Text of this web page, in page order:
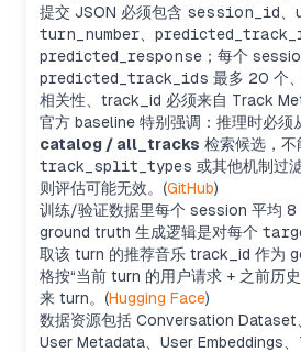
提交 JSON 必须包含 session_id
turn_number
predicted_response ；每个
predicted_track_ids 最多 20 个
相关性、track_id 必须来自 Track
官方 baseline 特别强调：推理时必须
catalog / all_tracks 检索候选，不
track_split_types 或其他机制过
则评估可能无效。(GitHub)
训练/验证数据里每个 session 平均
ground truth 生成逻辑是对每个
取该 turn 的推荐音乐 track_id 作为
格按“当前 turn 的用户请求 + 之前历
来 turn。(Hugging Face)
数据资源包括 Conversation Dataset
User Metadata、User Embeddings、